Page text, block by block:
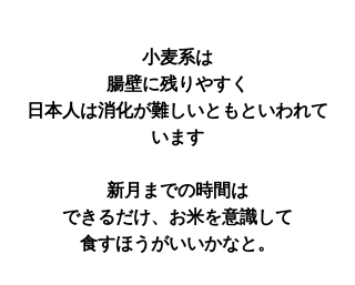
小麦系は
腸壁に残りやすく
日本人は消化が難しいともといわれて
います
新月までの時間は
できるだけ、お米を意識して
食すほうがいいかなと。